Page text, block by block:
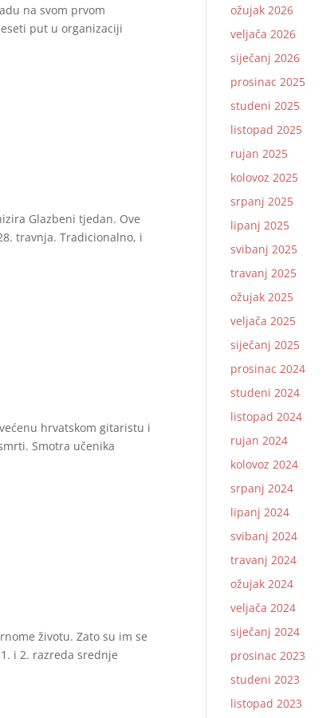
na svom prvom
put u organizaciji
Glazbeni tjedan. Ove
travnja. Tradicionalno, i
hrvatskom gitaristu i
Smotra učenika
životu. Zato su im se
i 2. razreda srednje
ožujak 2026
veljača 2026
siječanj 2026
prosinac 2025
studeni 2025
listopad 2025
rujan 2025
kolovoz 2025
srpanj 2025
lipanj 2025
svibanj 2025
travanj 2025
ožujak 2025
veljača 2025
siječanj 2025
prosinac 2024
studeni 2024
listopad 2024
rujan 2024
kolovoz 2024
srpanj 2024
lipanj 2024
svibanj 2024
travanj 2024
ožujak 2024
veljača 2024
siječanj 2024
prosinac 2023
studeni 2023
listopad 2023